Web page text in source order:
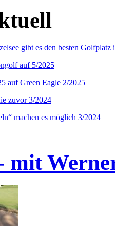
gibt es den besten
auf 5/2025
auf Green Eagle 2/2025
zuvor 3/2024
machen es möglich 3/2024
mit